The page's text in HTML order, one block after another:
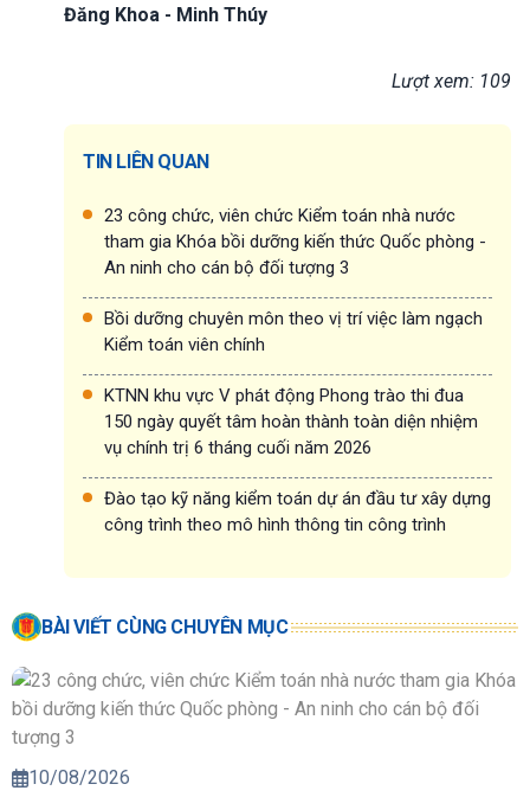
Đăng Khoa - Minh Thúy
Lượt xem: 109
TIN LIÊN QUAN
23 công chức, viên chức Kiểm toán nhà nước
tham gia Khóa bồi dưỡng kiến thức Quốc phòng -
An ninh cho cán bộ đối tượng 3
Bồi dưỡng chuyên môn theo vị trí việc làm ngạch
Kiểm toán viên chính
KTNN khu vực V phát động Phong trào thi đua
150 ngày quyết tâm hoàn thành toàn diện nhiệm
vụ chính trị 6 tháng cuối năm 2026
Đào tạo kỹ năng kiểm toán dự án đầu tư xây dựng
công trình theo mô hình thông tin công trình
BÀI VIẾT CÙNG CHUYÊN MỤC
10/08/2026